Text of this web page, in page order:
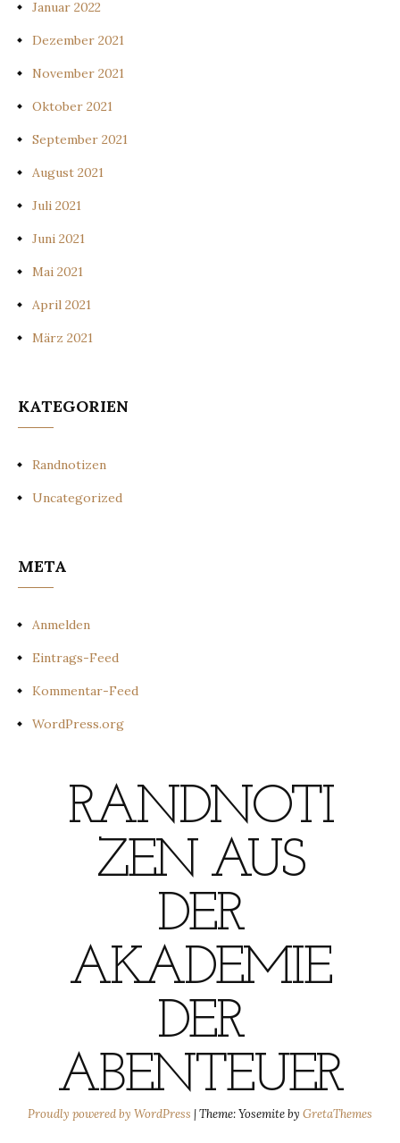
Januar 2022
Dezember 2021
November 2021
Oktober 2021
September 2021
August 2021
Juli 2021
Juni 2021
Mai 2021
April 2021
März 2021
KATEGORIEN
Randnotizen
Uncategorized
META
Anmelden
Eintrags-Feed
Kommentar-Feed
WordPress.org
RANDNOTI
ZEN AUS
DER
AKADEMIE
DER
ABENTEUER
Proudly powered by WordPress |Theme: Yosemite by GretaThemes